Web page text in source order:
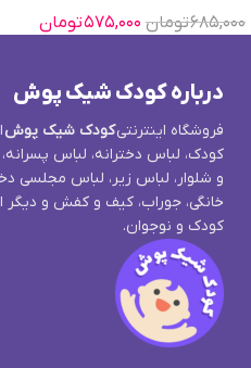
۶۸۵,۰۰۰تومان ۵۷۵,۰۰۰تومان
درباره کودک شیک پوش
فروشگاه اینترنتیکودک شیک پوش
کودک، لباس دخترانه، لباس
و شلوار، لباس زیر، لباس مجلسی
خانگی، جوراب، کیف و کفش و دیگر
کودک و نوجوان.